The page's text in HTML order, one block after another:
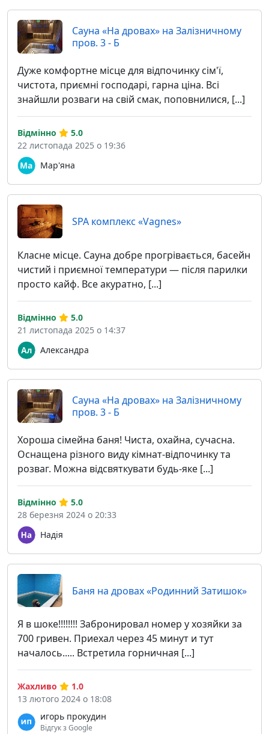
Сауна «На дровах» на Залізничному
пров. 3 - Б
Дуже комфортне місце для відпочинку сім'ї,
чистота, приємні господарі, гарна ціна. Всі
знайшли розваги на свій смак, поповнилися, [...]
Мар'яна
Відмінно
5.0
22 листопада 2025 о 19:36
SPA комплекс «Vagnes»
Класне місце. Сауна добре прогрівається, басейн
чистий і приємної температури — після парилки
просто кайф. Все акуратно, [...]
Александра
Відмінно
5.0
21 листопада 2025 о 14:37
Сауна «На дровах» на Залізничному
пров. 3 - Б
Хороша сімейна баня! Чиста, охайна, сучасна.
Оснащена різного виду кімнат-відпочинку та
розваг. Можна відсвяткувати будь-яке [...]
Надія
Відмінно
5.0
28 березня 2024 о 20:33
Баня на дровах «Родинний Затишок»
Я в шоке!!!!!!!! Забронировал номер у хозяйки за
700 гривен. Приехал через 45 минут и тут
началось..... Встретила горничная [...]
игорь прокудин
Відгук з Google
Жахливо
1.0
13 лютого 2024 о 18:08